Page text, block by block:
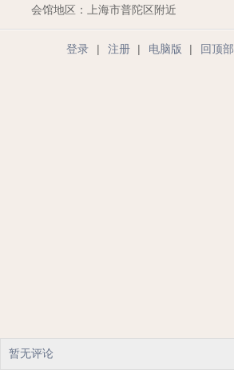
会馆地区：上海市普陀区附近
暂无评论
登录 | 注册 | 电脑版 | 回顶部